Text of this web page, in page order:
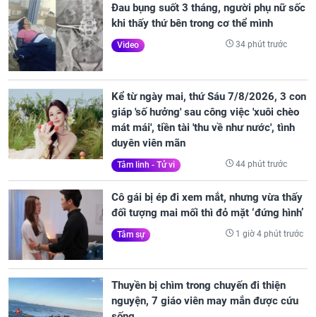
Đau bụng suốt 3 tháng, người phụ nữ sốc
khi thấy thứ bên trong cơ thể mình
Video 34 phút trước
Kể từ ngày mai, thứ Sáu 7/8/2026, 3 con
giáp 'số hưởng' sau công việc 'xuôi chèo
mát mái', tiền tài 'thu về như nước', tình
duyên viên mãn
Tâm linh - Tử vi 44 phút trước
Cô gái bị ép đi xem mắt, nhưng vừa thấy
đối tượng mai mối thì đỏ mặt ‘đứng hình’
Tâm sự 1 giờ 4 phút trước
Thuyền bị chìm trong chuyến đi thiện
nguyện, 7 giáo viên may mắn được cứu